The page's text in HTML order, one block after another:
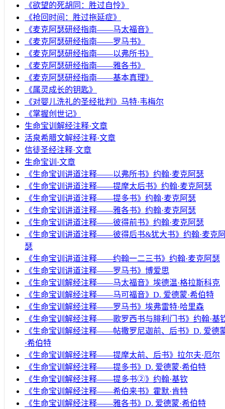
《欲望的死胡同：胜过自怜》
《抢回时间：胜过拖延症》
《麦克阿瑟研经指南——马太福音》
《麦克阿瑟研经指南——罗马书》
《麦克阿瑟研经指南——以弗所书》
《麦克阿瑟研经指南——雅各书》
《麦克阿瑟研经指南——基本真理》
《属灵成长的钥匙》
《对婴儿洗礼的圣经批判》马特·韦梅尔
《掌握创世记》
生命宝训解经注释·文章
活泉希腊文解经注释·文章
信徒圣经注释·文章
生命宝训·文章
《生命宝训讲道注释——以弗所书》约翰·麦克阿瑟
《生命宝训讲道注释——提摩太后书》约翰·麦克阿瑟
《生命宝训讲道注释——提多书》约翰·麦克阿瑟
《生命宝训讲道注释——雅各书》约翰·麦克阿瑟
《生命宝训讲道注释——彼得前书》约翰·麦克阿瑟
《生命宝训讲道注释——彼得后书&犹大书》约翰·麦克
瑟
《生命宝训讲道注释——约翰一二三书》约翰·麦克阿瑟
《生命宝训讲道注释——罗马书》博爱思
《生命宝训解经注释——马太福音》埃德温·格拉斯科克
《生命宝训解经注释——马可福音》D. 爱德蒙·希伯特
《生命宝训解经注释——罗马书》埃弗雷特·哈里森
《生命宝训解经注释——歌罗西书与腓利门书》约翰·基
《生命宝训解经注释——帖撒罗尼迦前、后书》D. 爱德
·希伯特
《生命宝训解经注释——提摩太前、后书》拉尔夫·厄尔
《生命宝训解经注释——提多书》D. 爱德蒙·希伯特
《生命宝训解经注释——提多书②》约翰·基钦
《生命宝训解经注释——希伯来书》霍默·肯特
《生命宝训解经注释——雅各书》D. 爱德蒙·希伯特